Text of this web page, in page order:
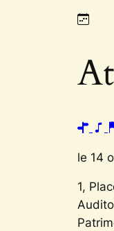
le 14
1,